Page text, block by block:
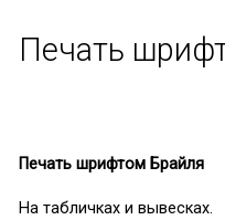
Печать
Печать шрифтом Брайля
На табличках и вывесках.